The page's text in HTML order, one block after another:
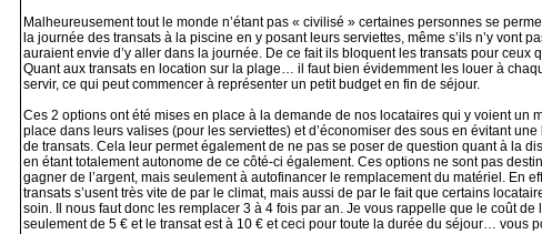
Malheureusement tout le monde n’étant pas « civilisé » certaines personnes se
la journée des transats à la piscine en y posant leurs serviettes, même s’ils n’y vont
auraient envie d’y aller dans la journée. De ce fait ils bloquent les transats pour ceux
Quant aux transats en location sur la plage… il faut bien évidemment les louer à
servir, ce qui peut commencer à représenter un petit budget en fin de séjour.
Ces 2 options ont été mises en place à la demande de nos locataires qui y voient un
place dans leurs valises (pour les serviettes) et d’économiser des sous en évitant
de transats. Cela leur permet également de ne pas se poser de question quant à la
en étant totalement autonome de ce côté-ci également. Ces options ne sont pas
gagner de l’argent, mais seulement à autofinancer le remplacement du matériel. En
transats s’usent très vite de par le climat, mais aussi de par le fait que certains
soin. Il nous faut donc les remplacer 3 à 4 fois par an. Je vous rappelle que le coût de
seulement de 5 € et le transat est à 10 € et ceci pour toute la durée du séjour… vous